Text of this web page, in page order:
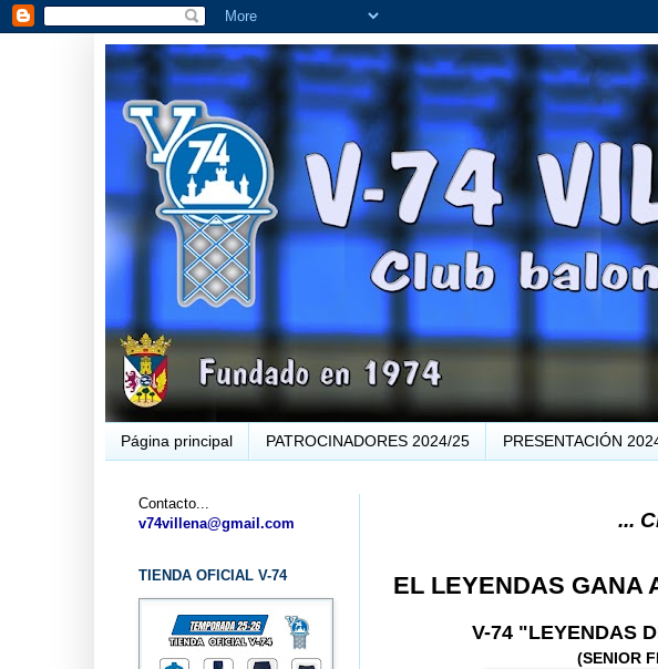
Página principal PATROCINADORES 2024/25 PRESENTACIÓN
... CLUB
EL LEYENDAS GANA
V-74 "LEYENDAS
(SENIOR
Contacto...
v74villena@gmail.com
TIENDA OFICIAL V-74